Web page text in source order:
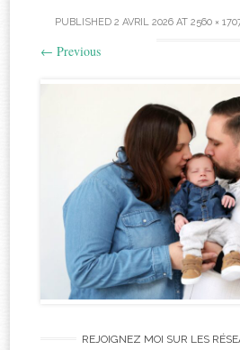
PUBLISHED 2 AVRIL 2026AT 2560 ×
← Previous
REJOIGNEZ MOI SUR LES